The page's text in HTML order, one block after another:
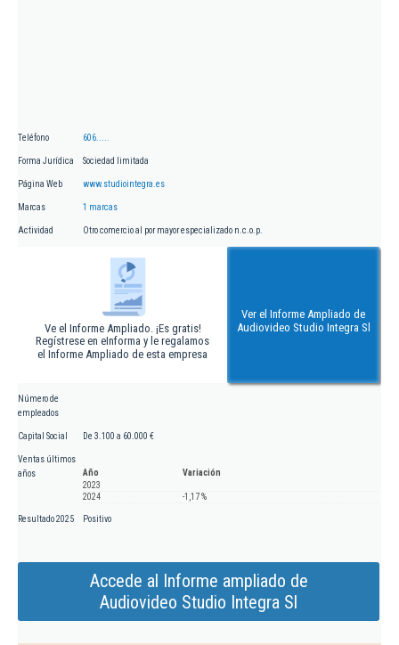
Teléfono 606.....
Forma Jurídica Sociedad limitada
Página Web www.studiointegra.es
Marcas 1 marcas
Actividad Otro comercio al por mayor especializado n.c.o.p.
Ve el Informe Ampliado. ¡Es gratis!
Regístrese en eInforma y le regalamos
el Informe Ampliado de esta empresa
Ver el Informe Ampliado de
Audiovideo Studio Integra Sl
Número de
empleados
Capital Social De 3.100 a 60.000 €
Ventas últimos
años
Año
Variación
2023
2024
-1,17 %
Resultado 2025 Positivo
Accede al Informe ampliado de
Audiovideo Studio Integra Sl